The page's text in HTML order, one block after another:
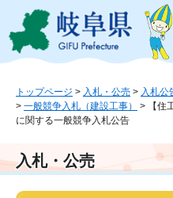
ジ
ュ
本
文
このペ
トップページ > 入札・公売 > 入札公
> 一般競争入札（建設工事） >
【
に関する一般競争入札公告
入札・公売